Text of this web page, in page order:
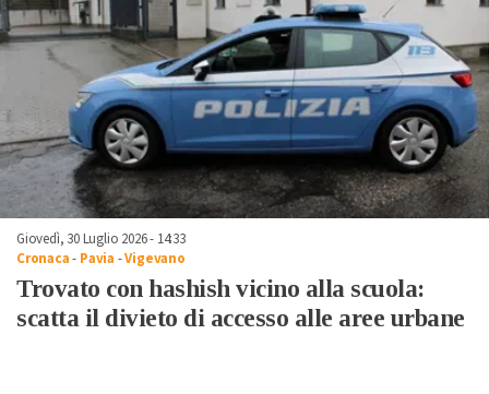
Giovedì, 30 Luglio 2026 - 14:33
Cronaca- Pavia -Vigevano
Trovato con hashish vicino alla scuola:
scatta il divieto di accesso alle aree urbane